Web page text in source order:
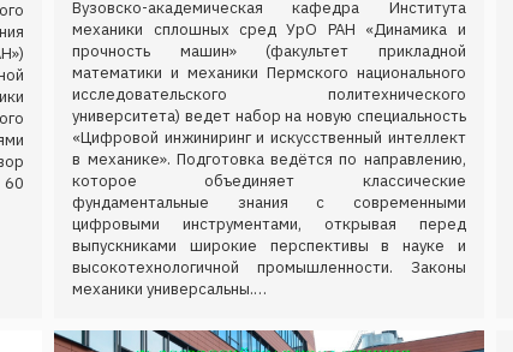
Вузовско-академическая кафедра Института
механики сплошных сред УрО РАН «Динамика и
прочность машин» (факультет прикладной
математики и механики Пермского национального
исследовательского политехнического
университета) ведет набор на новую специальность
«Цифровой инжиниринг и искусственный интеллект
в механике». Подготовка ведётся по направлению,
которое объединяет классические
фундаментальные знания с современными
цифровыми инструментами, открывая перед
выпускниками широкие перспективы в науке и
высокотехнологичной промышленности. Законы
механики универсальны.…